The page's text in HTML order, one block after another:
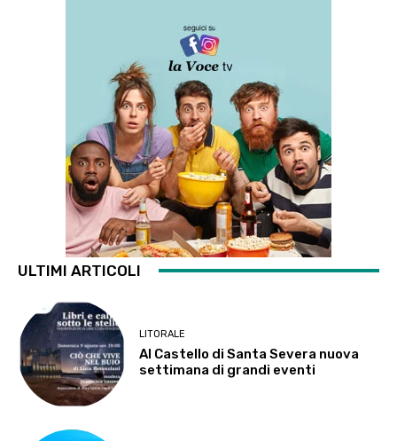
ULTIMI ARTICOLI
LITORALE
Al Castello di Santa Severa nuova
settimana di grandi eventi